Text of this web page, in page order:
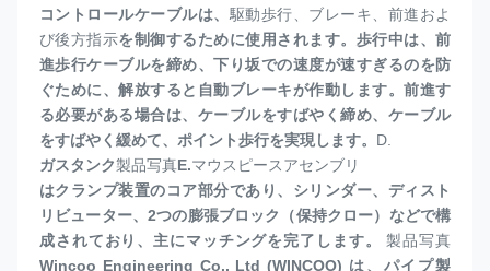
コントロールケーブルは、 駆動歩行、ブレーキ、前進およ
び後方指示を制御するために使用されます。歩行中は、前
進歩行ケーブルを締め、下り坂での速度が速すぎるのを防
ぐために、解放すると自動ブレーキが作動します。前進す
る必要がある場合は、ケーブルをすばやく締め、ケーブル
をすばやく緩めて、ポイント歩行を実現します。 D.
ガスタンク製品写真E.マウスピースアセンブリ
はクランプ装置のコア部分であり、シリンダー、ディスト
リビューター、2つの膨張ブロック（保持クロー）などで構
成されており、主にマッチングを完了します。
製品写真
Wincoo Engineering Co., Ltd (WINCOO) は、パイプ製